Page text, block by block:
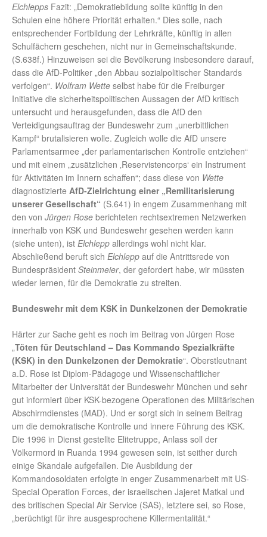
Elchlepps Fazit: „Demokratiebildung sollte künftig in den
Schulen eine höhere Priorität erhalten.“ Dies solle, nach
entsprechender Fortbildung der Lehrkräfte, künftig in allen
Schulfächern geschehen, nicht nur in Gemeinschaftskunde.
(S.638f.) Hinzuweisen sei die Bevölkerung insbesondere darauf,
dass die AfD-Politiker „den Abbau sozialpolitischer Standards
verfolgen“. Wolfram Wette selbst habe für die Freiburger
Initiative die sicherheitspolitischen Aussagen der AfD kritisch
untersucht und herausgefunden, dass die AfD den
Verteidigungsauftrag der Bundeswehr zum „unerbittlichen
Kampf“ brutalisieren wolle. Zugleich wolle die AfD unsere
Parlamentsarmee „der parlamentarischen Kontrolle entziehen“
und mit einem „zusätzlichen ‚Reservistencorps‘ ein Instrument
für Aktivitäten im Innern schaffen“; dass diese von Wette
diagnostizierte AfD-Zielrichtung einer „Remilitarisierung
unserer Gesellschaft“ (S.641) in engem Zusammenhang mit
den von Jürgen Rose berichteten rechtsextremen Netzwerken
innerhalb von KSK und Bundeswehr gesehen werden kann
(siehe unten), ist Elchlepp allerdings wohl nicht klar.
Abschließend beruft sich Elchlepp auf die Antrittsrede von
Bundespräsident Steinmeier, der gefordert habe, wir müssten
wieder lernen, für die Demokratie zu streiten.
Bundeswehr mit dem KSK in Dunkelzonen der Demokratie
Härter zur Sache geht es noch im Beitrag von Jürgen Rose
„Töten für Deutschland – Das Kommando Spezialkräfte
(KSK) in den Dunkelzonen der Demokratie“. Oberstleutnant
a.D. Rose ist Diplom-Pädagoge und Wissenschaftlicher
Mitarbeiter der Universität der Bundeswehr München und sehr
gut informiert über KSK-bezogene Operationen des Militärischen
Abschirmdienstes (MAD). Und er sorgt sich in seinem Beitrag
um die demokratische Kontrolle und innere Führung des KSK.
Die 1996 in Dienst gestellte Elitetruppe, Anlass soll der
Völkermord in Ruanda 1994 gewesen sein, ist seither durch
einige Skandale aufgefallen. Die Ausbildung der
Kommandosoldaten erfolgte in enger Zusammenarbeit mit US-
Special Operation Forces, der israelischen Jajeret Matkal und
des britischen Special Air Service (SAS), letztere sei, so Rose,
„berüchtigt für ihre ausgesprochene Killermentalität.“